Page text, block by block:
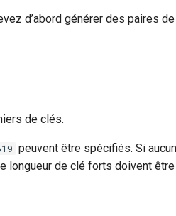
d’abord générer des paires
de clés.
peuvent être spécifiés. Si
longueur de clé forts doivent